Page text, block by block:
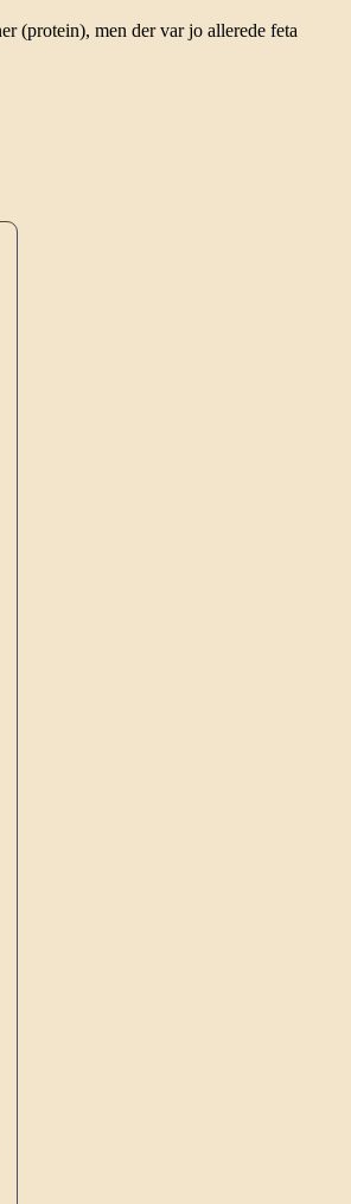
(protein), men der var jo allerede feta